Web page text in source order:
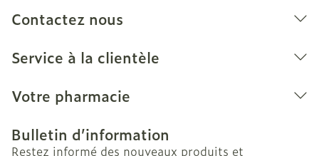
Contactez nous
Service à la clientèle
Votre pharmacie
Bulletin d’information
Restez informé des nouveaux produits et